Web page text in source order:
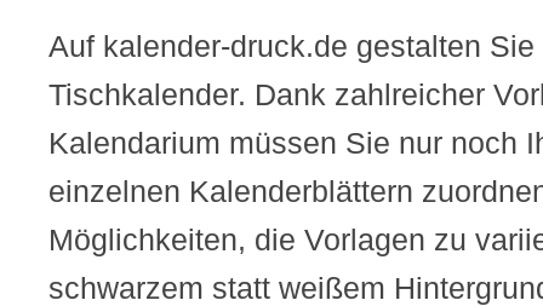
Auf kalender-druck.de gestalten
Tischkalender. Dank zahlreicher
Kalendarium müssen Sie nur noch
einzelnen Kalenderblättern
Möglichkeiten, die Vorlagen zu
schwarzem statt weißem